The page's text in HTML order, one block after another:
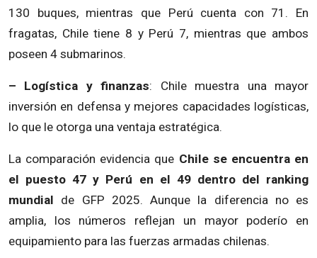
130 buques, mientras que Perú cuenta con 71. En
fragatas, Chile tiene 8 y Perú 7, mientras que ambos
poseen 4 submarinos.
– Logística y finanzas: Chile muestra una mayor
inversión en defensa y mejores capacidades logísticas,
lo que le otorga una ventaja estratégica.
La comparación evidencia que Chile se encuentra en
el puesto 47 y Perú en el 49 dentro del ranking
mundial de GFP 2025. Aunque la diferencia no es
amplia, los números reflejan un mayor poderío en
equipamiento para las fuerzas armadas chilenas.